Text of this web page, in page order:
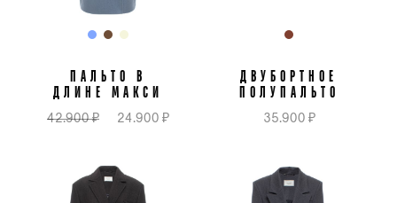
ПАЛЬТО В
ДЛИНЕ МАКСИ
42.900 ₽ 24.900 ₽
ДВУБОРТНОЕ
ПОЛУПАЛЬТО
35.900 ₽